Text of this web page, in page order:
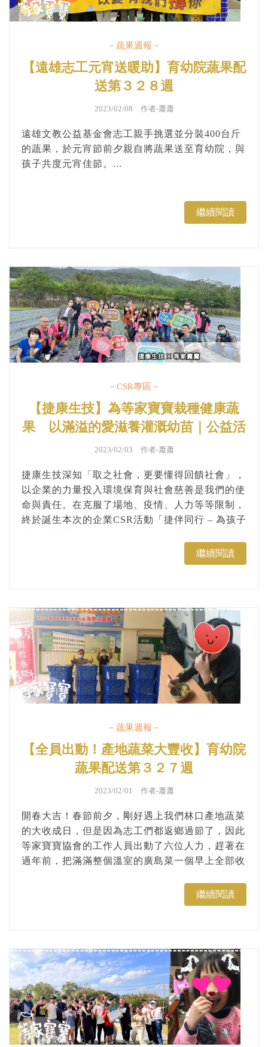
－蔬果週報－
【遠雄志工元宵送暖助】育幼院蔬果配
送第３２８週
2023/02/08 作者-蕭蕭
遠雄文教公益基金會志工親手挑選並分裝400台斤
的蔬果，於元宵節前夕親自將蔬果送至育幼院，與
孩子共度元宵佳節。...
繼續閱讀
－CSR專區－
【捷康生技】為等家寶寶栽種健康蔬
果 以滿溢的愛滋養灌溉幼苗｜公益活
動、企業ＣＳＲ
2023/02/03 作者-蕭蕭
捷康生技深知「取之社會，更要懂得回饋社會」，
以企業的力量投入環境保育與社會慈善是我們的使
命與責任。在克服了場地、疫情、人力等等限制，
終於誕生本次的企業CSR活動「捷伴同行 – 為孩子
繼續閱讀
－蔬果週報－
【全員出動！產地蔬菜大豐收】育幼院
蔬果配送第３２７週
2023/02/01 作者-蕭蕭
開春大吉！春節前夕，剛好遇上我們林口產地蔬菜
的大收成日，但是因為志工們都返鄉過節了，因此
等家寶寶協會的工作人員出動了六位人力，趕著在
過年前，把滿滿整個溫室的廣島菜一個早上全部收
繼續閱讀